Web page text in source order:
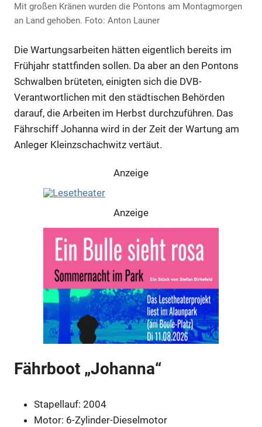
Mit großen Kränen wurden die Pontons am Montagmorgen
an Land gehoben. Foto: Anton Launer
Die Wartungsarbeiten hätten eigentlich bereits im
Frühjahr stattfinden sollen. Da aber an den Pontons
Schwalben brüteten, einigten sich die DVB-
Verantwortlichen mit den städtischen Behörden
darauf, die Arbeiten im Herbst durchzuführen. Das
Fährschiff Johanna wird in der Zeit der Wartung am
Anleger Kleinzschachwitz vertäut.
Anzeige
Anzeige
Fährboot „Johanna“
Stapellauf: 2004
Motor: 6-Zylinder-Dieselmotor